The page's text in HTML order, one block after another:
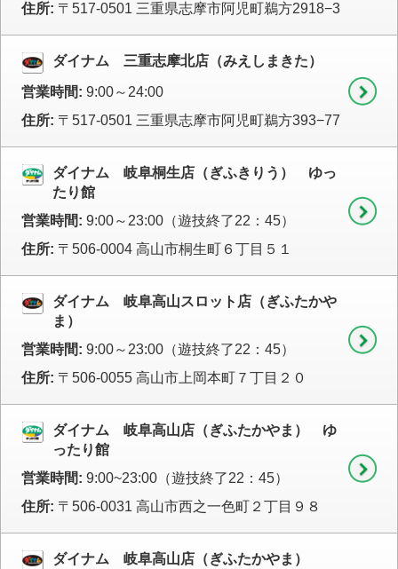
住所: 〒517-0501 三重県志摩市阿児町鵜方2918−3
ダイナム 三重志摩北店（みえしまきた）
営業時間: 9:00～24:00
住所: 〒517-0501 三重県志摩市阿児町鵜方393−77
ダイナム 岐阜桐生店（ぎふきりう） ゆっ
たり館
営業時間: 9:00～23:00（遊技終了22：45）
住所: 〒506-0004 高山市桐生町６丁目５１
ダイナム 岐阜高山スロット店（ぎふたかや
ま）
営業時間: 9:00～23:00（遊技終了22：45）
住所: 〒506-0055 高山市上岡本町７丁目２０
ダイナム 岐阜高山店（ぎふたかやま） ゆ
ったり館
営業時間: 9:00~23:00（遊技終了22：45）
住所: 〒506-0031 高山市西之一色町２丁目９８
ダイナム 岐阜高山店（ぎふたかやま）